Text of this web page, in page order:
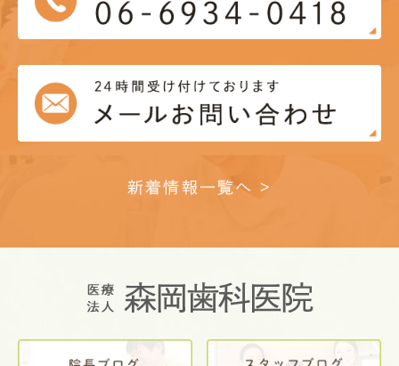
新着情報一覧へ >